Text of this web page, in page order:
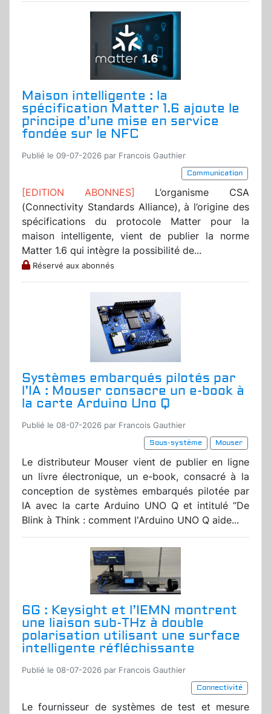
Maison intelligente : la
spécification Matter 1.6 ajoute le
principe d’une mise en service
fondée sur le NFC
Publié le 09-07-2026 par Francois Gauthier
Communication
[EDITION ABONNES] L’organisme CSA
(Connectivity Standards Alliance), à l’origine des
spécifications du protocole Matter pour la
maison intelligente, vient de publier la norme
Matter 1.6 qui intègre la possibilité de...
Réservé aux abonnés
Systèmes embarqués pilotés par
l’IA : Mouser consacre un e-book à
la carte Arduino Uno Q
Publié le 08-07-2026 par Francois Gauthier
Sous-système
Mouser
Le distributeur Mouser vient de publier en ligne
un livre électronique, un e-book, consacré à la
conception de systèmes embarqués pilotée par
IA avec la carte Arduino UNO Q et intitulé “De
Blink à Think : comment l'Arduino UNO Q aide...
6G : Keysight et l’IEMN montrent
une liaison sub-THz à double
polarisation utilisant une surface
intelligente réfléchissante
Publié le 08-07-2026 par Francois Gauthier
Connectivité
Le fournisseur de systèmes de test et mesure